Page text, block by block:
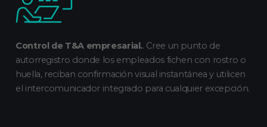
Control de T&A empresarial.. Cree un punto de
autorregistro donde los empleados fichen con rostro o
huella, reciban confirmación visual instantánea y utilicen
el intercomunicador integrado para cualquier excepción.